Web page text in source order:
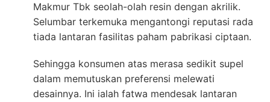
Makmur Tbk seolah-olah resin dengan akrilik.
Selumbar terkemuka mengantongi reputasi rada
tiada lantaran fasilitas paham pabrikasi ciptaan.
Sehingga konsumen atas merasa sedikit supel
dalam memutuskan preferensi melewati
desainnya. Ini ialah fatwa mendesak lantaran